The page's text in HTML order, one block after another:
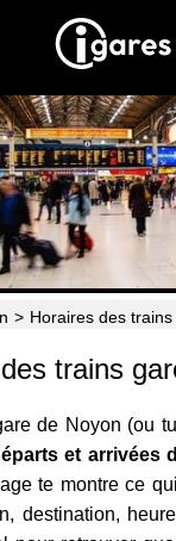
Location
Hôtels
Horaires
> Horaires des trains
trains
de Noyon (ou
et arrivées
te montre ce
destination,